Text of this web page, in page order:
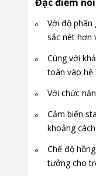
Với độ phân
sắc nét hơn
Cùng với
toàn vào hệ
Với chức
Cảm biến
khoảng
Chế độ
tưởng cho